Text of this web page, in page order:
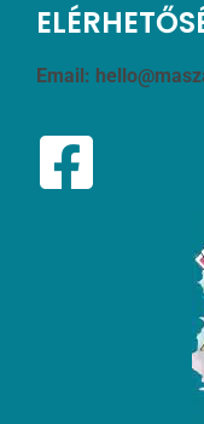
Email: